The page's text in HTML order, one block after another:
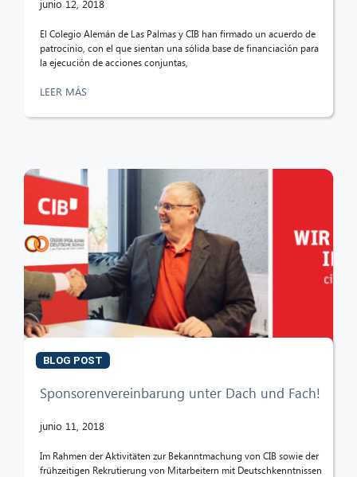
junio 12, 2018
El Colegio Alemán de Las Palmas y CIB han firmado un acuerdo de
patrocinio, con el que sientan una sólida base de financiación para
la ejecución de acciones conjuntas,
LEER MÁS
BLOG POST
Sponsorenvereinbarung unter Dach und Fach!
junio 11, 2018
Im Rahmen der Aktivitäten zur Bekanntmachung von CIB sowie der
frühzeitigen Rekrutierung von Mitarbeitern mit Deutschkenntnissen